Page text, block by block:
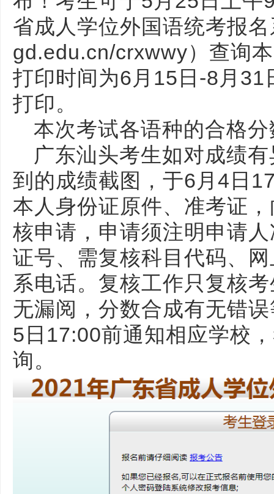
省成人学位外国语统考报
gd.edu.cn/crxwwy）查询
打印时间为6月15日-8月31
打印。
本次考试各语种的合格
广东汕头考生如对成绩
到的成绩截图，于6月4日
本人身份证原件、准考证
核申请，申请须注明申请
证号、需复核科目代码、
系电话。复核工作只复核
无漏阅，分数合成有无错
5日17:00前通知相应学校
询。